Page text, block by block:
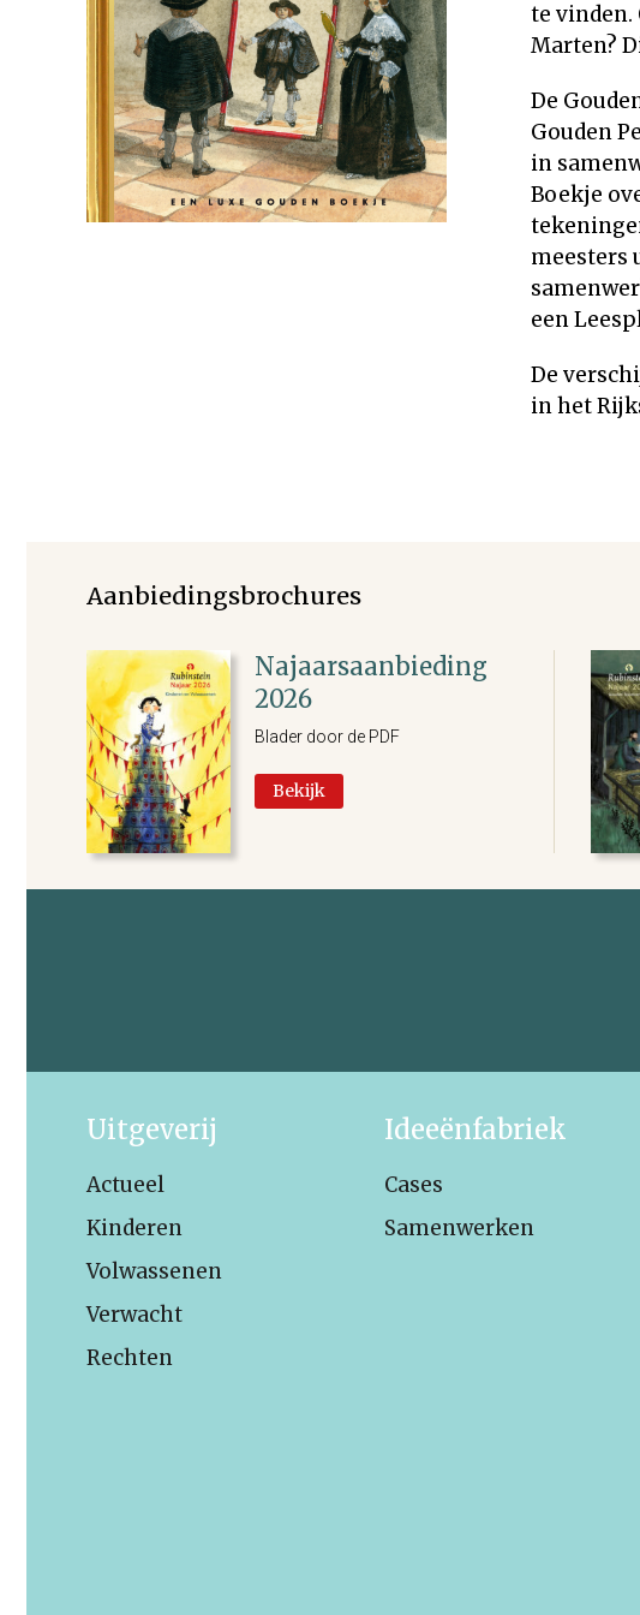
Rechten
te vinden.
Marten?
De
Gouden
in
Boekje
meesters
een
De
in het
Aanbiedingsbrochures
Najaarsaanbieding
2026
Blader door de PDF
Bekijk
Uitgeverij
Actueel
Kinderen
Volwassenen
Verwacht
Rechten
Ideeënfabriek
Cases
Samenwerken